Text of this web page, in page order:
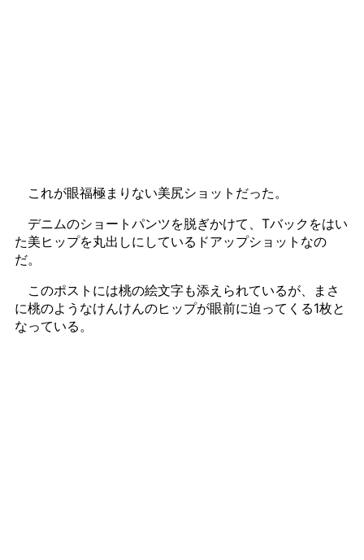
これが眼福極まりない美尻ショットだった。
デニムのショートパンツを脱ぎかけて、Tバックをはい
た美ヒップを丸出しにしているドアップショットなの
だ。
このポストには桃の絵文字も添えられているが、まさ
に桃のようなけんけんのヒップが眼前に迫ってくる1枚と
なっている。